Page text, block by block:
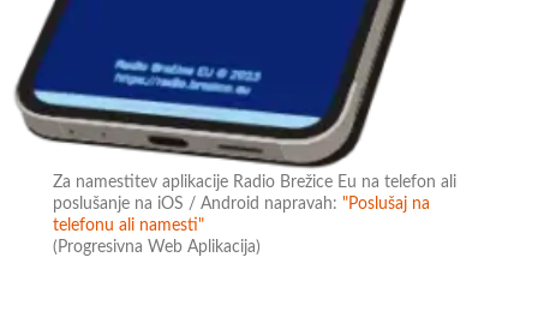
Za namestitev aplikacije Radio Brežice Eu na telefon ali
poslušanje na iOS / Android napravah:"Poslušaj na
telefonu ali namesti"
(Progresivna Web Aplikacija)